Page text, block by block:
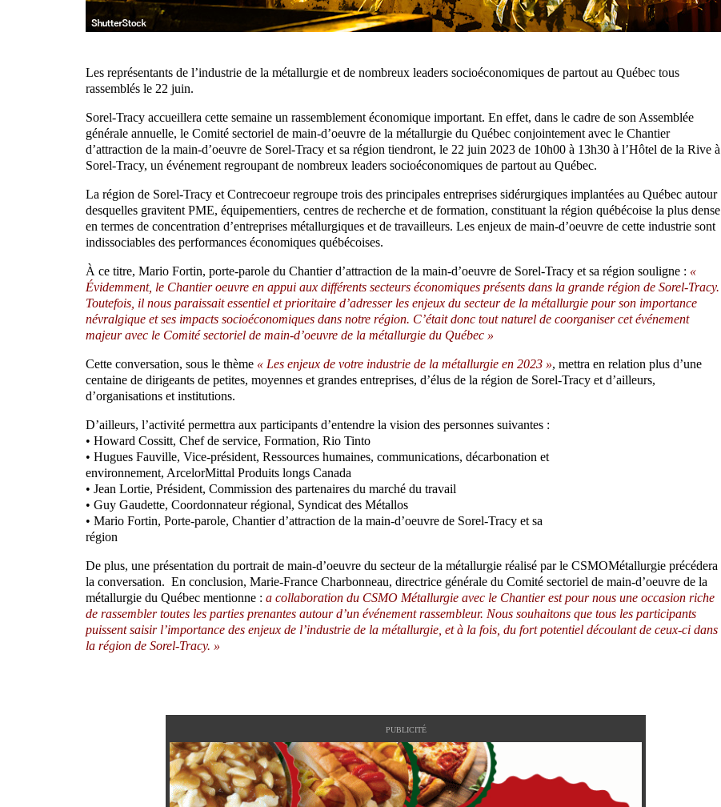
Les représentants de l’industrie de la métallurgie et de nombreux leaders socioéconomiques de partout au Québec tous
rassemblés le 22 juin.
Sorel-Tracy accueillera cette semaine un rassemblement économique important. En effet, dans le cadre de son Assemblée
générale annuelle, le Comité sectoriel de main-d’oeuvre de la métallurgie du Québec conjointement avec le Chantier
d’attraction de la main-d’oeuvre de Sorel-Tracy et sa région tiendront, le 22 juin 2023 de 10h00 à 13h30 à l’Hôtel de la Rive à
Sorel-Tracy, un événement regroupant de nombreux leaders socioéconomiques de partout au Québec.
La région de Sorel-Tracy et Contrecoeur regroupe trois des principales entreprises sidérurgiques implantées au Québec autour
desquelles gravitent PME, équipementiers, centres de recherche et de formation, constituant la région québécoise la plus dense
en termes de concentration d’entreprises métallurgiques et de travailleurs. Les enjeux de main-d’oeuvre de cette industrie sont
indissociables des performances économiques québécoises.
À ce titre, Mario Fortin, porte-parole du Chantier d’attraction de la main-d’oeuvre de Sorel-Tracy et sa région souligne : «
Évidemment, le Chantier oeuvre en appui aux différents secteurs économiques présents dans la grande région de Sorel-Tracy.
Toutefois, il nous paraissait essentiel et prioritaire d’adresser les enjeux du secteur de la métallurgie pour son importance
névralgique et ses impacts socioéconomiques dans notre région. C’était donc tout naturel de coorganiser cet événement
majeur avec le Comité sectoriel de main-d’oeuvre de la métallurgie du Québec »
Cette conversation, sous le thème « Les enjeux de votre industrie de la métallurgie en 2023 », mettra en relation plus d’une
centaine de dirigeants de petites, moyennes et grandes entreprises, d’élus de la région de Sorel-Tracy et d’ailleurs,
d’organisations et institutions.
D’ailleurs, l’activité permettra aux participants d’entendre la vision des personnes suivantes :
• Howard Cossitt, Chef de service, Formation, Rio Tinto
• Hugues Fauville, Vice-président, Ressources humaines, communications, décarbonation et
environnement, ArcelorMittal Produits longs Canada
• Jean Lortie, Président, Commission des partenaires du marché du travail
• Guy Gaudette, Coordonnateur régional, Syndicat des Métallos
• Mario Fortin, Porte-parole, Chantier d’attraction de la main-d’oeuvre de Sorel-Tracy et sa
région
De plus, une présentation du portrait de main-d’oeuvre du secteur de la métallurgie réalisé par le CSMOMétallurgie précédera
la conversation. En conclusion, Marie-France Charbonneau, directrice générale du Comité sectoriel de main-d’oeuvre de la
métallurgie du Québec mentionne : a collaboration du CSMO Métallurgie avec le Chantier est pour nous une occasion riche
de rassembler toutes les parties prenantes autour d’un événement rassembleur. Nous souhaitons que tous les participants
puissent saisir l’importance des enjeux de l’industrie de la métallurgie, et à la fois, du fort potentiel découlant de ceux-ci dans
la région de Sorel-Tracy. »
PUBLICITÉ